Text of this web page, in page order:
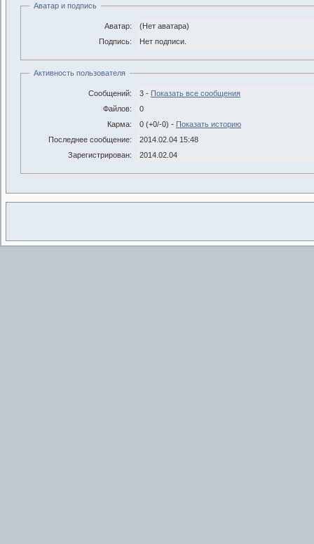
Аватар и подпись
Аватар:
(Нет аватара)
Подпись:
Нет подписи.
Активность пользователя
Сообщений: 3 - Показать все сообщения
Файлов:
0
Карма:
0 (+0/-0) - Показать историю
Последнее сообщение:
2014.02.04 15:48
Зарегистрирован:
2014.02.04